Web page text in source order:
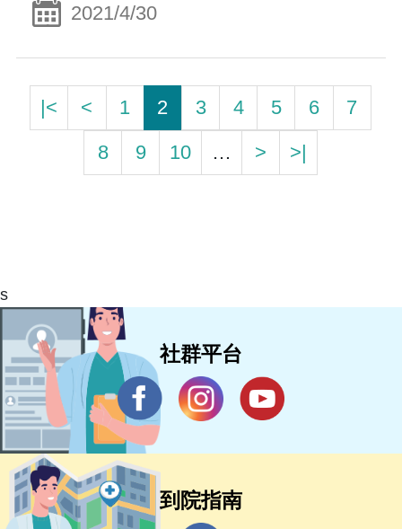
2021/4/30
|< < 1 2 3 4 5 6
7
8
9 10 … > >|
s
社群平台
到院指南